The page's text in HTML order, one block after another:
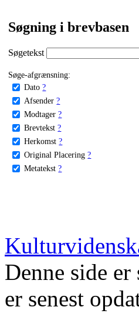
Søgning i brevbasen
Søgetekst
Søge-afgrænsning:
Dato ?
Afsender ?
Modtager ?
Brevtekst ?
Herkomst ?
Original Placering ?
Metatekst ?
Denne side
er senest